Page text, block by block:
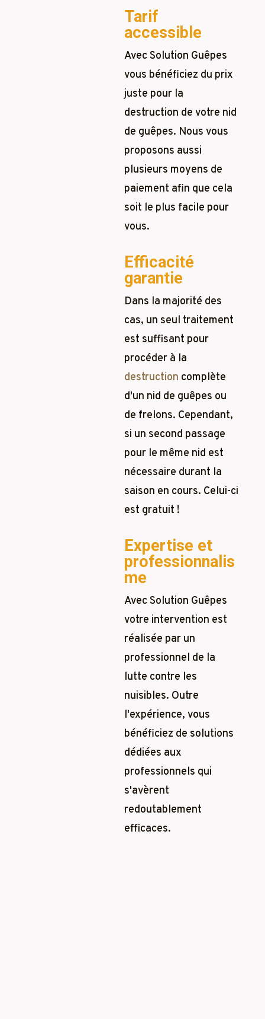
Tarif
accessible
Avec Solution Guêpes
vous bénéficiez du prix
juste pour la
destruction de votre nid
de guêpes. Nous vous
proposons aussi
plusieurs moyens de
paiement afin que cela
soit le plus facile pour
vous.
Efficacité
garantie
Dans la majorité des
cas, un seul traitement
est suffisant pour
procéder à la
destruction complète
d'un nid de guêpes ou
de frelons. Cependant,
si un second passage
pour le même nid est
nécessaire durant la
saison en cours. Celui-ci
est gratuit !
Expertise et
professionnalis
me
Avec Solution Guêpes
votre intervention est
réalisée par un
professionnel de la
lutte contre les
nuisibles. Outre
l'expérience, vous
bénéficiez de solutions
dédiées aux
professionnels qui
s'avèrent
redoutablement
efficaces.